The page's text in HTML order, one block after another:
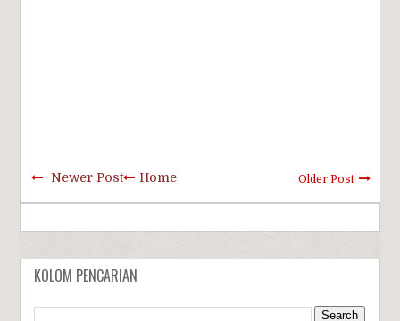
Newer Post Older Post
Home
KOLOM PENCARIAN